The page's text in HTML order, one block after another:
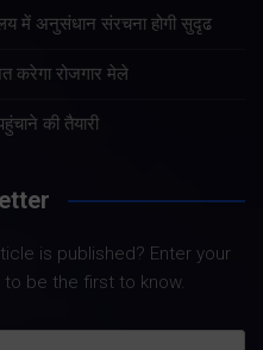
में अनुसंधान संरचना होगी सुदृढ
करेगा रोजगार मेले
की तैयारी
is published? Enter your
be the first to know.